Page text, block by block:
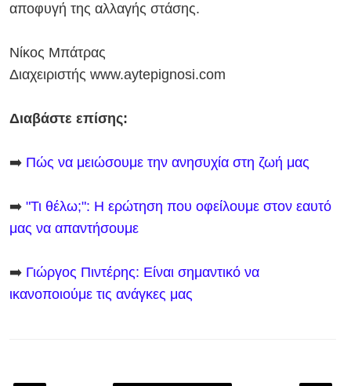
αποφυγή της αλλαγής στάσης.
Νίκος Μπάτρας
Διαχειριστής www.aytepignosi.com
Διαβάστε επίσης:
➡️ Πώς να μειώσουμε την ανησυχία στη ζωή μας
➡️ "Τι θέλω;": Η ερώτηση που οφείλουμε στον εαυτό
μας να απαντήσουμε
➡️ Γιώργος Πιντέρης: Είναι σημαντικό να
ικανοποιούμε τις ανάγκες μας